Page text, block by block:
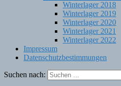
Winterlager 2018
Winterlager 2019
Winterlager 2020
Winterlager 2021
Winterlager 2022
Impressum
Datenschutzbestimmungen
Suchen nach: